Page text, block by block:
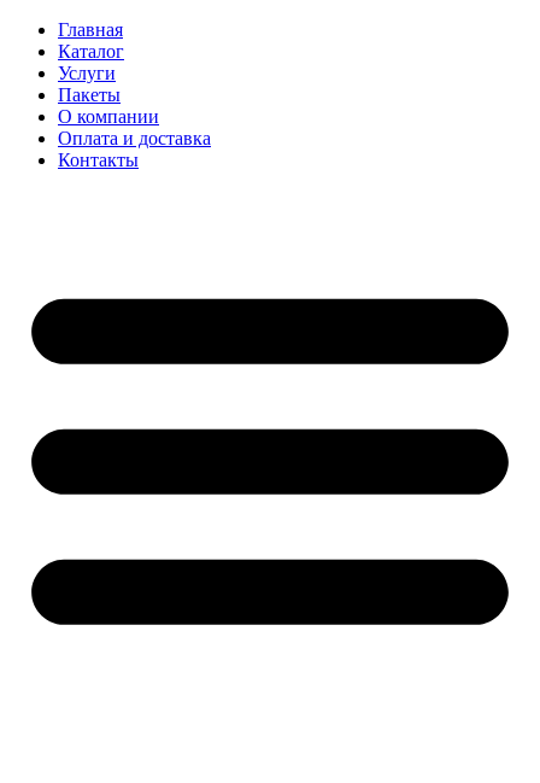
Главная
Каталог
Услуги
Пакеты
О компании
Оплата и доставка
Контакты